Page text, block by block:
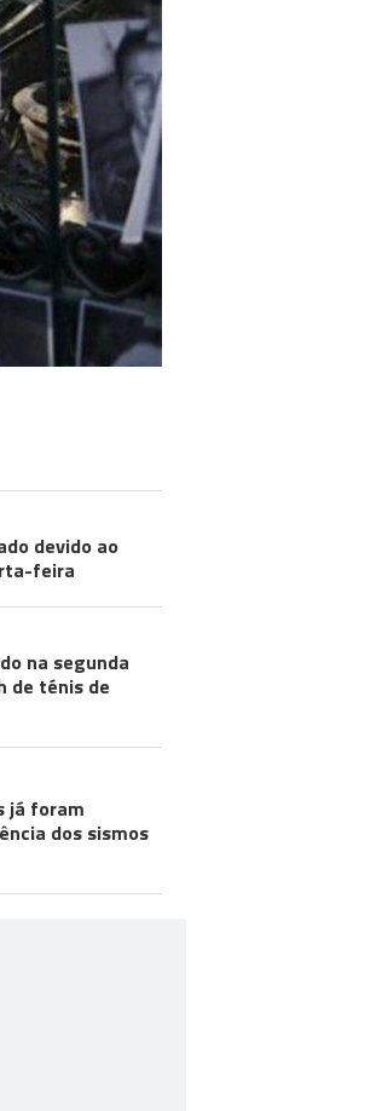
devido ao
feira
na segunda
de ténis de
já foram
dos sismos